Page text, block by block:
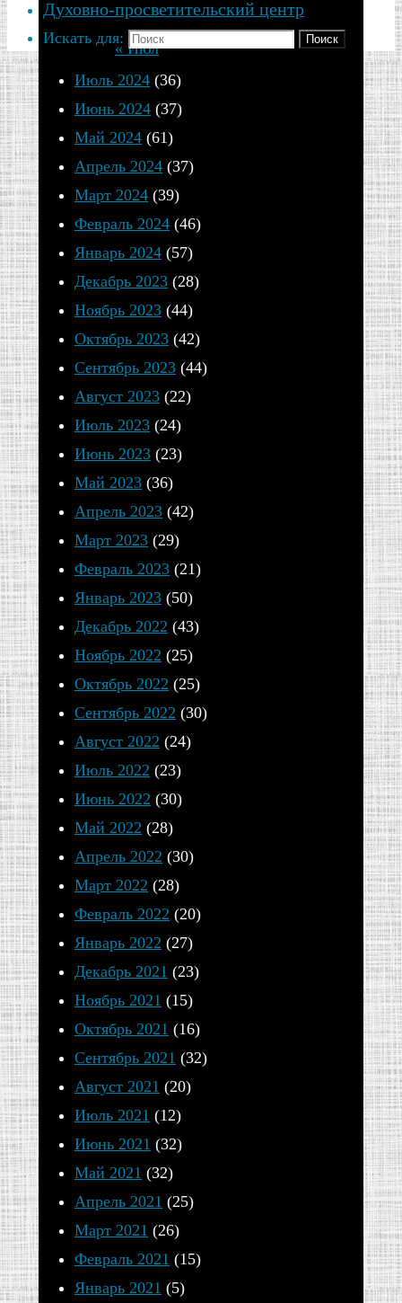
Духовно-просветительский центр
Искать для: Поиск
« Июл
31
Июль 2024 (36)
Июнь 2024 (37)
Май 2024 (61)
Апрель 2024 (37)
Март 2024 (39)
Февраль 2024 (46)
Январь 2024 (57)
Декабрь 2023 (28)
Ноябрь 2023 (44)
Октябрь 2023 (42)
Сентябрь 2023 (44)
Август 2023 (22)
Июль 2023 (24)
Июнь 2023 (23)
Май 2023 (36)
Апрель 2023 (42)
Март 2023 (29)
Февраль 2023 (21)
Январь 2023 (50)
Декабрь 2022 (43)
Ноябрь 2022 (25)
Октябрь 2022 (25)
Сентябрь 2022 (30)
Август 2022 (24)
Июль 2022 (23)
Июнь 2022 (30)
Май 2022 (28)
Апрель 2022 (30)
Март 2022 (28)
Февраль 2022 (20)
Январь 2022 (27)
Декабрь 2021 (23)
Ноябрь 2021 (15)
Октябрь 2021 (16)
Сентябрь 2021 (32)
Август 2021 (20)
Июль 2021 (12)
Июнь 2021 (32)
Май 2021 (32)
Апрель 2021 (25)
Март 2021 (26)
Февраль 2021 (15)
Январь 2021 (5)